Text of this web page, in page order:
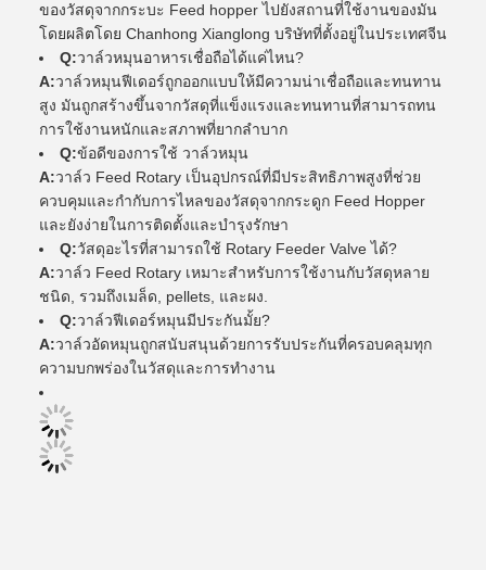
ของวัสดุจากกระบะ Feed hopper ไปยังสถานที่ใช้งานของมัน
โดยผลิตโดย Chanhong Xianglong บริษัทที่ตั้งอยู่ในประเทศจีน
Q:วาล์วหมุนอาหารเชื่อถือได้แค่ไหน?
A:วาล์วหมุนฟีเดอร์ถูกออกแบบให้มีความน่าเชื่อถือและทนทาน
สูง มันถูกสร้างขึ้นจากวัสดุที่แข็งแรงและทนทานที่สามารถทน
การใช้งานหนักและสภาพที่ยากลําบาก
Q:ข้อดีของการใช้ วาล์วหมุน
A:วาล์ว Feed Rotary เป็นอุปกรณ์ที่มีประสิทธิภาพสูงที่ช่วย
ควบคุมและกํากับการไหลของวัสดุจากกระดูก Feed Hopper
และยังง่ายในการติดตั้งและบํารุงรักษา
Q:วัสดุอะไรที่สามารถใช้ Rotary Feeder Valve ได้?
A:วาล์ว Feed Rotary เหมาะสําหรับการใช้งานกับวัสดุหลาย
ชนิด, รวมถึงเมล็ด, pellets, และผง.
Q:วาล์วฟีเดอร์หมุนมีประกันมั้ย?
A:วาล์วอัดหมุนถูกสนับสนุนด้วยการรับประกันที่ครอบคลุมทุก
ความบกพร่องในวัสดุและการทํางาน